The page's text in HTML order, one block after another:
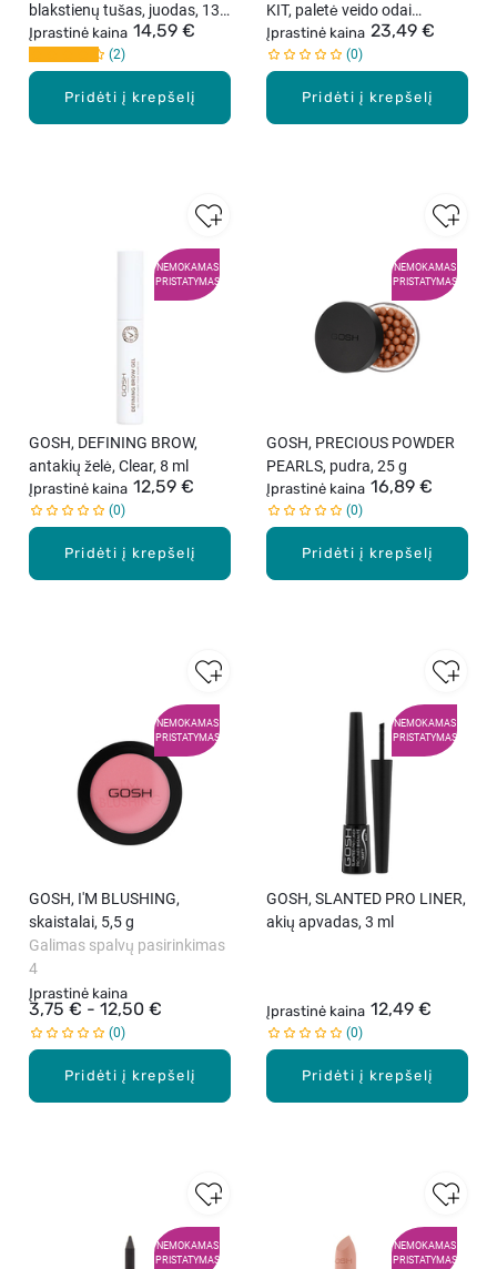
Pridėti į krepšelį
blakstienų tušas, juodas, 13
ml
Įprastinė kaina 14,59 €
2
Pridėti į krepšelį
KIT, paletė veido odai
koreguoti, Light, 15 g
Įprastinė kaina 23,49 €
0
NEMOKAMAS
PRISTATYMAS
Pridėti į krepšelį
GOSH, DEFINING BROW,
antakių želė, Clear, 8 ml
Įprastinė kaina 12,59 €
0
NEMOKAMAS
PRISTATYMAS
Pridėti į krepšelį
GOSH, PRECIOUS POWDER
PEARLS, pudra, 25 g
Įprastinė kaina 16,89 €
0
NEMOKAMAS
PRISTATYMAS
Pridėti į krepšelį
GOSH, I'M BLUSHING,
skaistalai, 5,5 g
Įprastinė kaina
3,75 € - 12,50 €
Galimas spalvų pasirinkimas
4
0
NEMOKAMAS
PRISTATYMAS
Pridėti į krepšelį
GOSH, SLANTED PRO LINER,
akių apvadas, 3 ml
Įprastinė kaina 12,49 €
0
NEMOKAMAS
PRISTATYMAS
NEMOKAMAS
PRISTATYMAS